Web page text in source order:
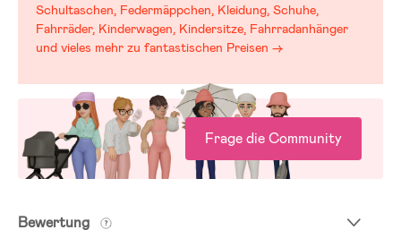
Schultaschen, Federmäppchen, Kleidung, Schuhe,
Fahrräder, Kinderwagen, Kindersitze, Fahrradanhänger
und vieles mehr zu fantastischen Preisen →
Frage die Community
Bewertung